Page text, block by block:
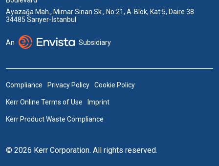
Ayazağa Mah., Mimar Sinan Sk., No:21, A-Blok, Kat:5, Daire 38
34485 Sarıyer-İstanbul
An Subsidiary
Compliance Privacy Policy Cookie Policy
Kerr Online Terms of Use Imprint
Kerr Product Waste Compliance
© 2026 Kerr Corporation. All rights reserved.